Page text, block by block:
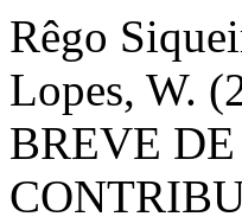
Rêgo
Lopes, W.
BREVE